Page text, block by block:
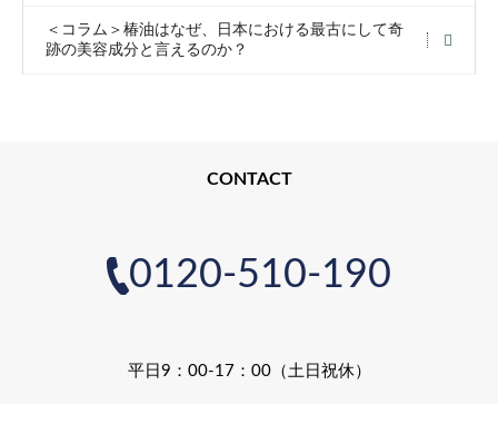
＜コラム＞椿油はなぜ、日本における最古にして奇
跡の美容成分と言えるのか？
CONTACT
0120-510-190
平日9：00-17：00（土日祝休）